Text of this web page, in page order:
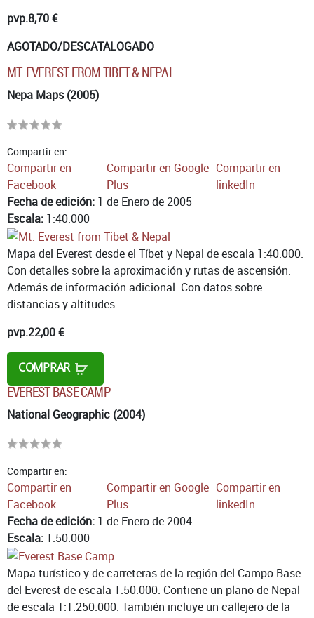
pvp.8,70 €
AGOTADO/DESCATALOGADO
MT. EVEREST FROM TIBET & NEPAL
Nepa Maps (2005)
Compartir en:
Compartir en
Facebook
Compartir en Google
Plus
Compartir en
linkedIn
Fecha de edición: 1 de Enero de 2005
Escala: 1:40.000
Mapa del Everest desde el Tíbet y Nepal de escala 1:40.000.
Con detalles sobre la aproximación y rutas de ascensión.
Además de información adicional. Con datos sobre
distancias y altitudes.
pvp.22,00 €
COMPRAR
EVEREST BASE CAMP
National Geographic (2004)
Compartir en:
Compartir en
Facebook
Compartir en Google
Plus
Compartir en
linkedIn
Fecha de edición: 1 de Enero de 2004
Escala: 1:50.000
Mapa turístico y de carreteras de la región del Campo Base
del Everest de escala 1:50.000. Contiene un plano de Nepal
de escala 1:1.250.000. También incluye un callejero de la